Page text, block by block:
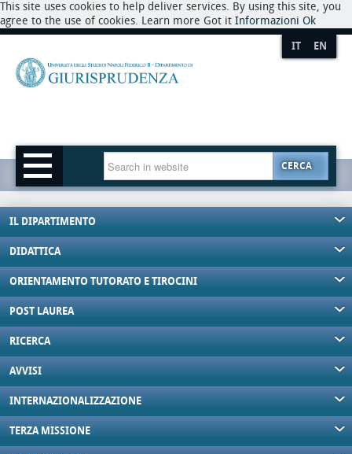
This site uses cookies to help deliver services. By using this site, you
agree to the use of cookies. Learn more Got it Informazioni Ok
IT EN
CERCA
IL DIPARTIMENTO
DIDATTICA
ORIENTAMENTO TUTORATO E TIROCINI
POST LAUREA
RICERCA
AVVISI
INTERNAZIONALIZZAZIONE
TERZA MISSIONE